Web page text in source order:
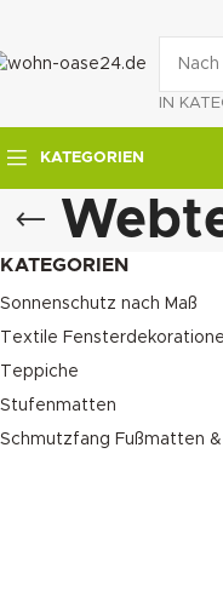
IN
KATEGORIEN
KATEGORIEN
Sonnenschutz nach Maß
Textile
Teppiche
Stufenmatten
Schmutzfang Fußmatten